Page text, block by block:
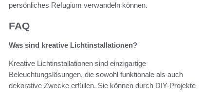
persönliches Refugium verwandeln können.
FAQ
Was sind kreative Lichtinstallationen?
Kreative Lichtinstallationen sind einzigartige
Beleuchtungslösungen, die sowohl funktionale als auch
dekorative Zwecke erfüllen. Sie können durch DIY-Projekte